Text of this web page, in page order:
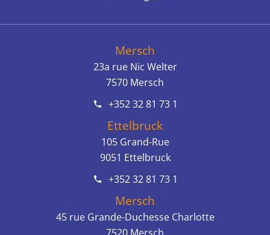
Mersch
23a rue Nic Welter
7570 Mersch
+352 32 81 73 1
Ettelbruck
105 Grand-Rue
9051 Ettelbruck
+352 32 81 73 1
Mersch
45 rue Grande-Duchesse Charlotte
7520 Mersch